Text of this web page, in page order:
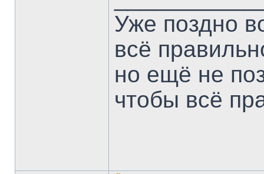
Уже поздно
всё
но ещё не
чтобы всё